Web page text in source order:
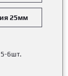
25мм
6шт.